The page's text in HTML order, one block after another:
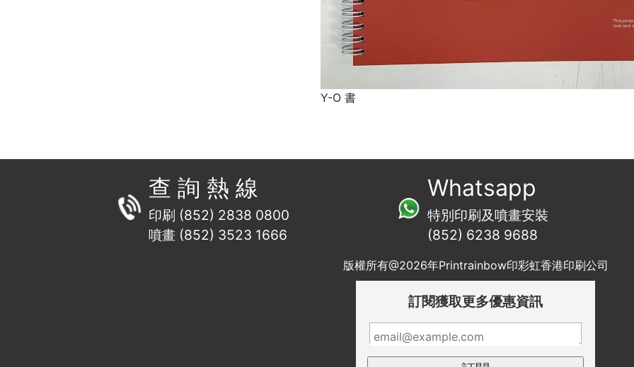
Y-O 書
查 詢 熱 線
印刷 (852) 2838 0800
噴畫 (852) 3523 1666
Whatsapp
特別印刷及噴畫安裝
(852) 6238 9688
版權所有@2026年Printrainbow印彩虹香港印刷公司
訂閱獲取更多優惠資訊